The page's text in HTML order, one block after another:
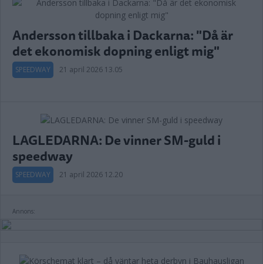
Andersson tillbaka i Dackarna: "Då är
det ekonomisk dopning enligt mig"
SPEEDWAY 21 april 2026 13.05
LAGLEDARNA: De vinner SM-guld i
speedway
SPEEDWAY 21 april 2026 12.20
Annons: